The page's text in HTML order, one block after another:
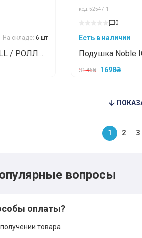
На складе: 6 шт
/ РОЛЛ
код: 52547-1
0
Есть в наличии
Подушка Noble
ИКОНИК ЭЙР
3146₴ 1698₴
1 2 3
вопросы
оплаты?
товара